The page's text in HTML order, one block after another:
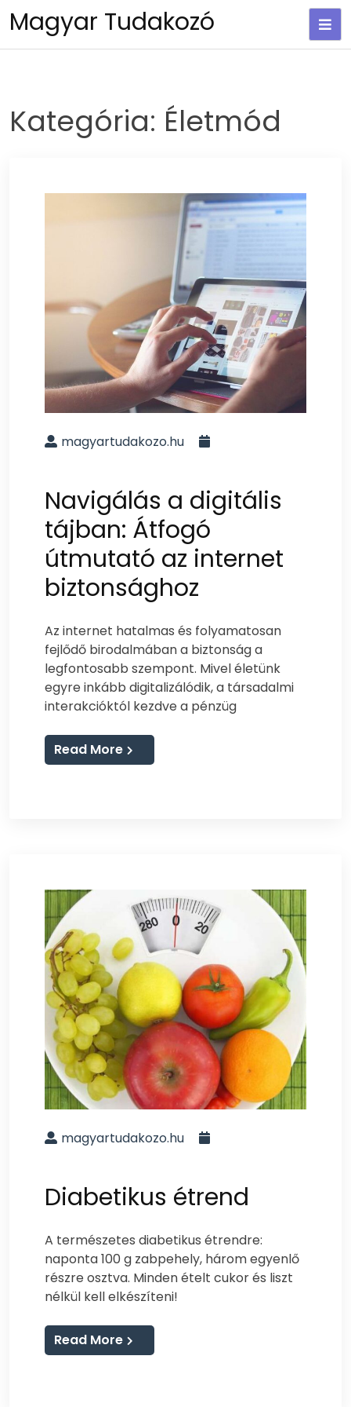
to
content
Magyar Tudakozó
Kategória: Életmód
magyartudakozo.hu
Navigálás a digitális
tájban: Átfogó
útmutató az internet
biztonsághoz
Az internet hatalmas és folyamatosan
fejlődő birodalmában a biztonság a
legfontosabb szempont. Mivel életünk
egyre inkább digitalizálódik, a társadalmi
interakcióktól kezdve a pénzüg
Read More
magyartudakozo.hu
Diabetikus étrend
A természetes diabetikus ét­rendre:
naponta 100 g zabpehely, három egyenlő
részre osztva. Minden ételt cukor és liszt
nélkül kell elkészíteni!
Read More